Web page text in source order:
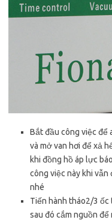
Bắt đầu công việc để
và mở van hơi để xả
khi đồng hồ áp lực
công việc này khi vẫn
nhé
Tiến hành tháo2/3 ốc
sau đó cắm nguồn để